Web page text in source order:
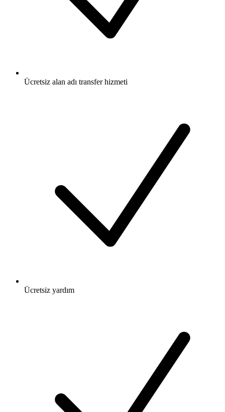
Ücretsiz alan adı transfer hizmeti
Ücretsiz yardım